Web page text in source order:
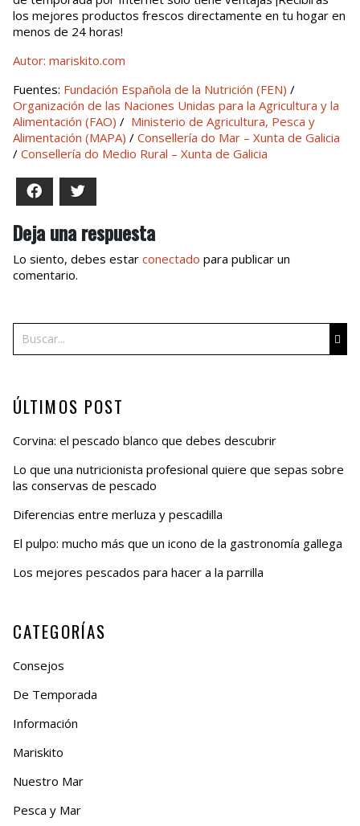
los mejores productos frescos directamente en tu hogar en
menos de 24 horas!
Autor: mariskito.com
Fuentes: Fundación Española de la Nutrición (FEN) /
Organización de las Naciones Unidas para la Agricultura y la
Alimentación (FAO) / Ministerio de Agricultura, Pesca y
Alimentación (MAPA) / Consellería do Mar – Xunta de Galicia
/ Consellería do Medio Rural – Xunta de Galicia
Facebook
Deja una respuesta
Lo siento, debes estar conectado para publicar un
comentario.
ÚLTIMOS POST
Corvina: el pescado blanco que debes descubrir
Lo que una nutricionista profesional quiere que sepas sobre
las conservas de pescado
Diferencias entre merluza y pescadilla
El pulpo: mucho más que un icono de la gastronomía gallega
Los mejores pescados para hacer a la parrilla
CATEGORÍAS
Consejos
De Temporada
Información
Mariskito
Nuestro Mar
Pesca y Mar